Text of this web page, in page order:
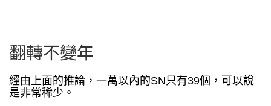
翻轉不變年
經由上面的推論，一萬以內的SN只有39個，可以說
是非常稀少。